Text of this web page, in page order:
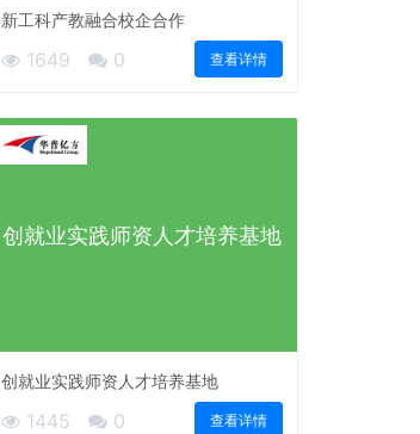
新工科产教融合校企合作
1649 0 查看详情
创就业实践师资人才培养基地
创就业实践师资人才培养基地
1445 0 查看详情